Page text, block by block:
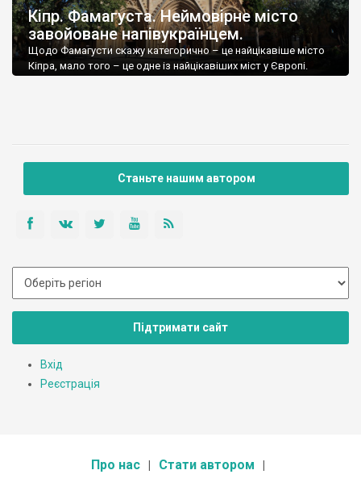
Кіпр. Фамагуста. Неймовірне місто
завойоване напівукраїнцем.
Щодо Фамагусти скажу категорично – це найцікавіше місто
Кіпра, мало того – це одне із найцікавіших міст у Європі.
Станьте нашим автором
Підтримати сайт
Вхід
Реєстрація
Про нас Стати автором